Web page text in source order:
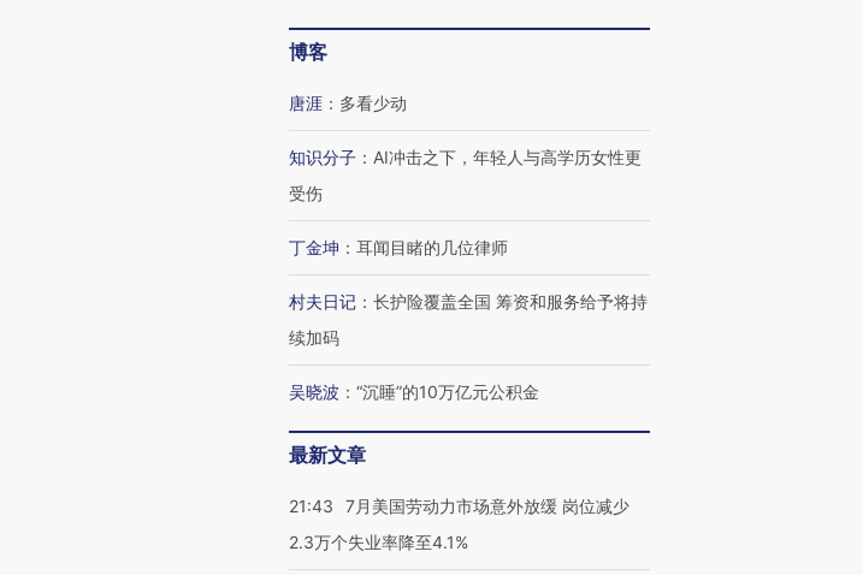
博客
唐涯 ： 多看少动
知识分子 ： AI冲击之下，年轻人与高学历女性更
受伤
丁金坤 ： 耳闻目睹的几位律师
村夫日记 ： 长护险覆盖全国 筹资和服务给予将持
续加码
吴晓波 ： “沉睡”的10万亿元公积金
最新文章
21:43
7月美国劳动力市场意外放缓 岗位减少
2.3万个失业率降至4.1%